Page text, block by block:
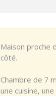
Maison proche
côté.
Chambre de 7
une cuisine,